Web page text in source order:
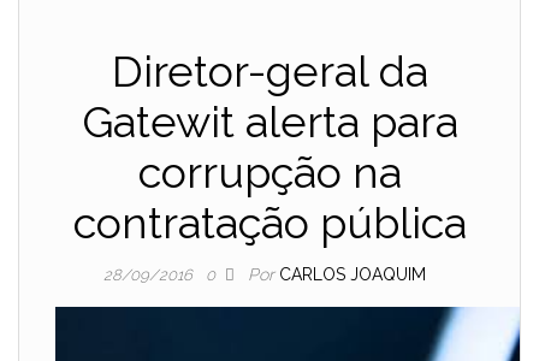
Diretor-geral da
Gatewit alerta para
corrupção na
contratação pública
28/09/2016 0 Por CARLOS JOAQUIM